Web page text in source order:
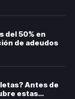
del 50% en
de adeudos
Antes de
estas